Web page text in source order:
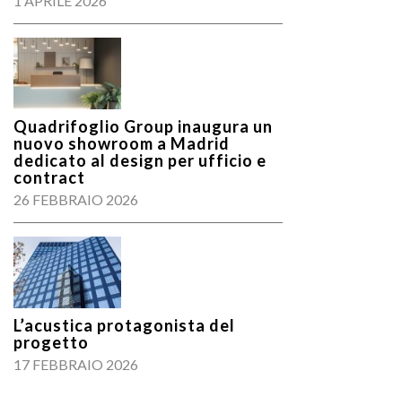
Quadrifoglio Group inaugura un
nuovo showroom a Madrid
dedicato al design per ufficio e
contract
26 FEBBRAIO 2026
L’acustica protagonista del
progetto
17 FEBBRAIO 2026